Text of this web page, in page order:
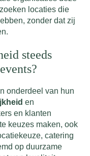
locaties die
zonder dat zij
steeds
onderdeel van hun
en
en klanten
keuzes maken, ook
catering
op duurzame